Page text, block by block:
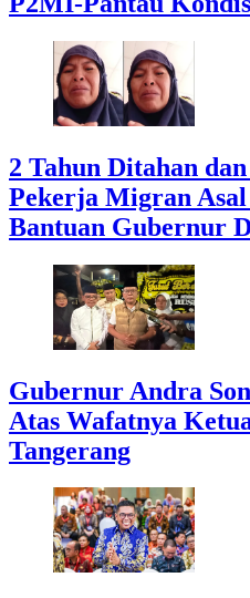
2 Tahun Ditahan
Pekerja Migran
Bantuan Gubernur
Gubernur Andra
Atas Wafatnya
Tangerang